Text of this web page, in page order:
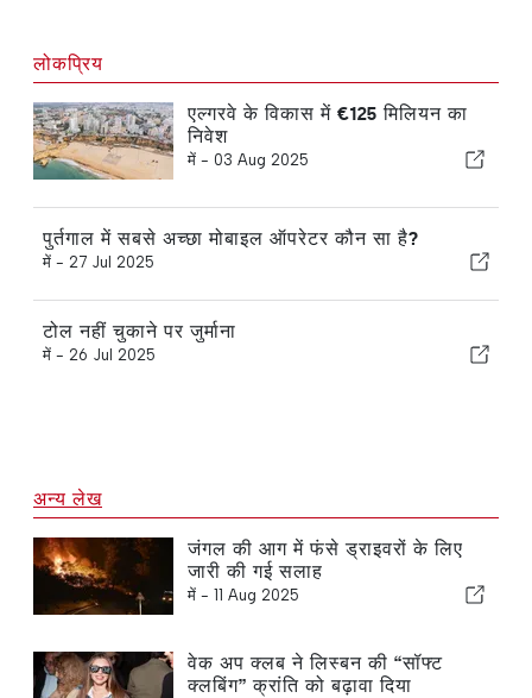
लोकप्रिय
एल्गरवे के विकास में €125 मिलियन का
निवेश
में - 03 Aug 2025
पुर्तगाल में सबसे अच्छा मोबाइल ऑपरेटर कौन सा है?
में - 27 Jul 2025
टोल नहीं चुकाने पर जुर्माना
में - 26 Jul 2025
अन्य लेख
जंगल की आग में फंसे ड्राइवरों के लिए
जारी की गई सलाह
में - 11 Aug 2025
वेक अप क्लब ने लिस्बन की “सॉफ्ट
क्लबिंग” क्रांति को बढ़ावा दिया